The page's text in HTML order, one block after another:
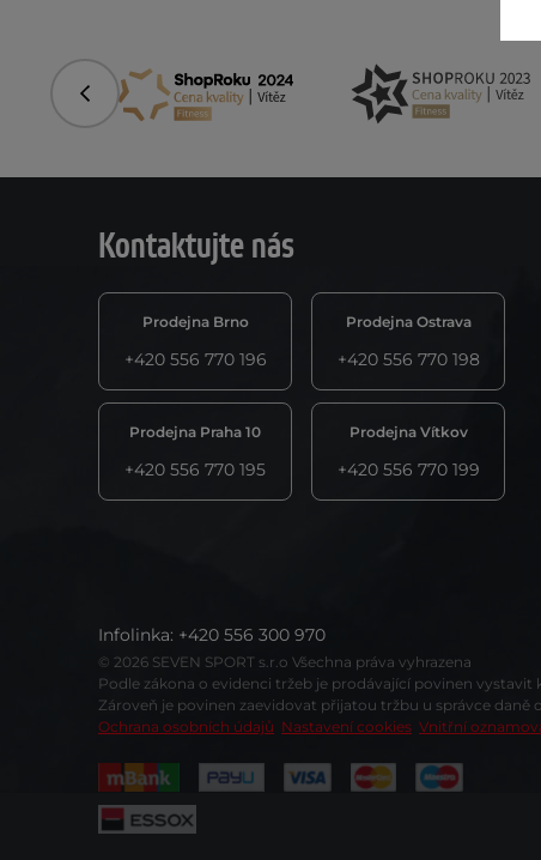
Předchozí
Kontaktujte nás
Prodejna Brno
+420 556 770 196
Prodejna Ostrava
+420 556 770 198
Prodejna Praha 10
+420 556 770 195
Prodejna Vítkov
+420 556 770 199
Infolinka: +420 556 300 970
© 2026 SEVEN SPORT s.r.o Všechna práva vyhrazena
Podle zákona o evidenci tržeb je prodávající povinen
Zároveň je povinen zaevidovat přijatou tržbu u správce
Ochrana osobních údajů Nastavení cookies Vnitřní